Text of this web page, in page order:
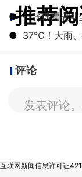
推荐
● 一张球票撬动
●
评论
发表评论。
互联网新闻信息许可证